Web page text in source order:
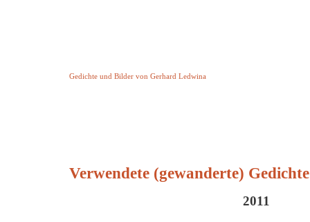
Gedichte und Bilder von Gerhard Ledwina
Verwendete (gewanderte)
2011